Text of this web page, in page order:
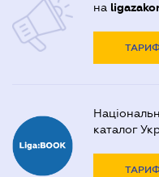
на
каталог